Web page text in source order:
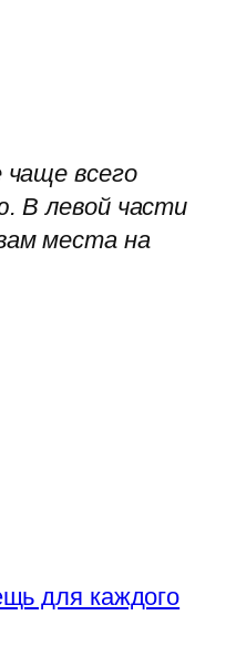
всего
В левой части
места на
для каждого